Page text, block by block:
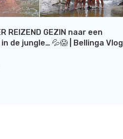
REIZEND GEZIN naar een
in de jungle… 💦😱 | Bellinga Vlog